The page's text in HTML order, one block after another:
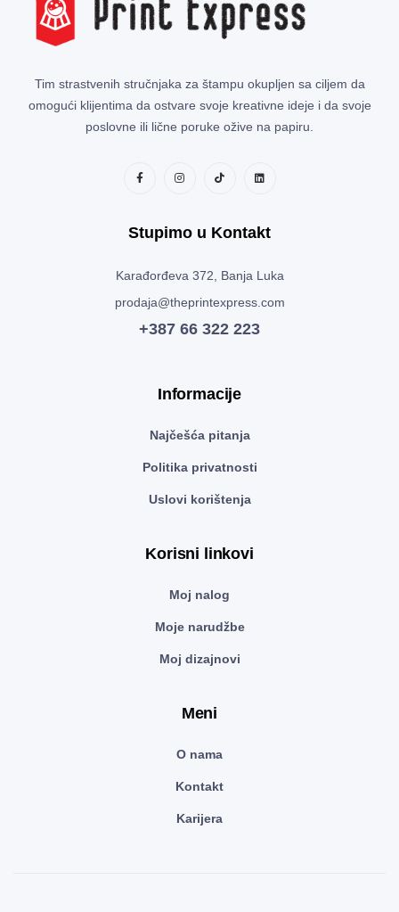
Tim strastvenih stručnjaka za štampu okupljen sa ciljem da
omogući klijentima da ostvare svoje kreativne ideje i da svoje
poslovne ili lične poruke ožive na papiru.
Stupimo u Kontakt
Karađorđeva 372, Banja Luka
prodaja@theprintexpress.com
+387 66 322 223
Informacije
Najčešća pitanja
Politika privatnosti
Uslovi korištenja
Korisni linkovi
Moj nalog
Moje narudžbe
Moj dizajnovi
Meni
O nama
Kontakt
Karijera